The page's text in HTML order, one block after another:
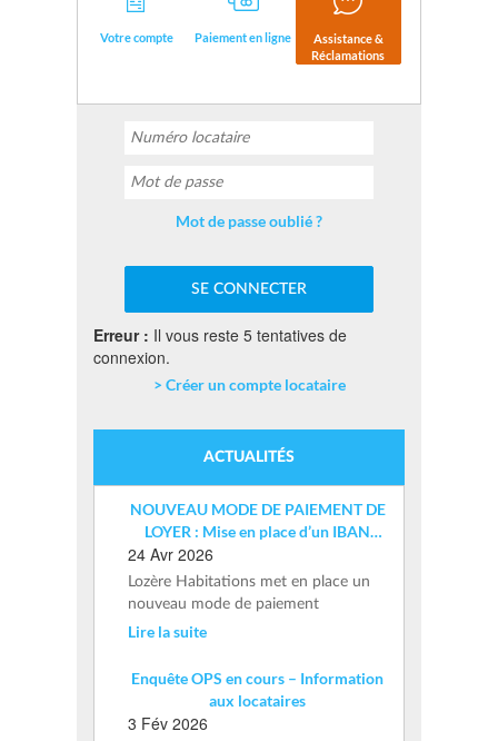
Votre compte Paiement en ligne
Assistance &
Réclamations
Mot de passe oublié ?
Erreur : Il vous reste 5 tentatives de
connexion.
> Créer un compte locataire
ACTUALITÉS
NOUVEAU MODE DE PAIEMENT DE
LOYER : Mise en place d’un IBAN
24 Avr 2026
Lozère Habitations met en place un
nouveau mode de paiement
Lire la suite
Enquête OPS en cours – Information
aux locataires
3 Fév 2026